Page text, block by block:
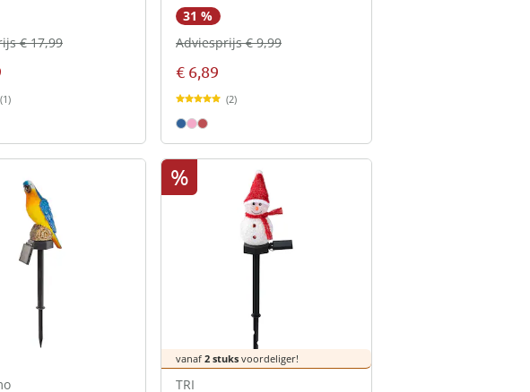
€ 17,99
(1)
31 %
€ 6,89
Adviesprijs € 9,99
(2)
%
vanaf 2 stuks voordeliger!
TRI